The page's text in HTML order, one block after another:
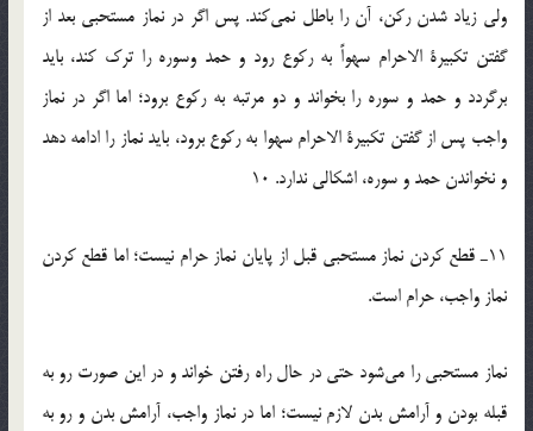
ولی زیاد شدن رکن، آن را باطل نمی‌کند. پس اگر در نماز مستحبی بعد از
گفتن تکبیرة الاحرام سهواً به رکوع رود و حمد وسوره را ترک کند، باید
برگردد و حمد و سوره را بخواند و دو مرتبه به رکوع برود؛ اما اگر در نماز
واجب پس از گفتن تکبیرة الاحرام سهوا به رکوع برود، باید نماز را ادامه دهد
و نخواندن حمد و سوره، اشکالی ندارد. 10
11ـ قطع كردن نماز مستحبی قبل از پایان نماز حرام نیست؛ اما قطع كردن
نماز واجب، حرام است.
نماز مستحبی را می‌شود حتی در حال راه رفتن خواند و در این صورت رو به
قبله بودن و آرامش بدن لازم نیست؛ اما در نماز واجب، آرامش بدن و رو به